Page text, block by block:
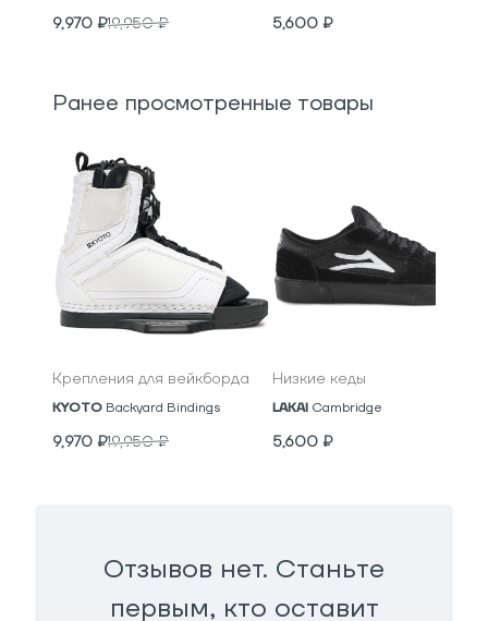
9,970 ₽19,950₽ 5,600 ₽
Ранее просмотренные товары
Крепления для вейкборда
KYOTO Backyard Bindings
9,970 ₽19,950₽
Низкие кеды
LAKAI Cambridge
5,600 ₽
Отзывов нет. Станьте
первым, кто оставит